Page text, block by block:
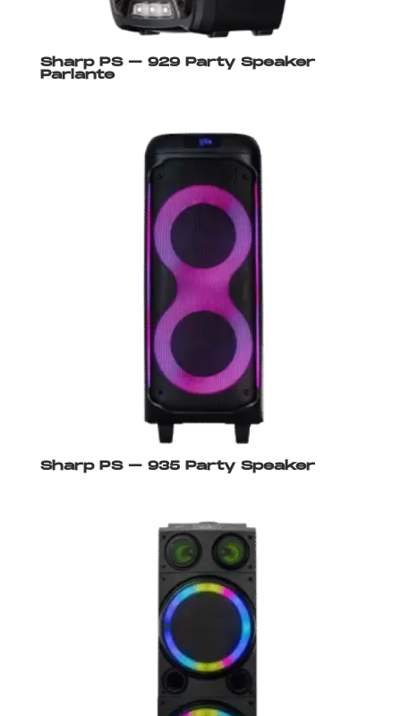
Sharp PS – 929 Party Speaker
Parlante
Sharp PS – 935 Party Speaker